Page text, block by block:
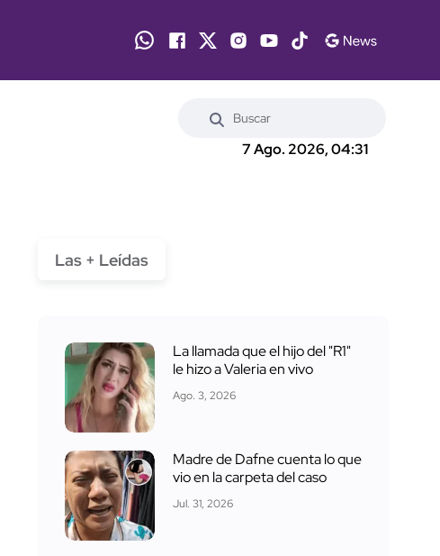
7 Ago. 2026, 04:31
Las + Leídas
La llamada que el hijo del "R1"
le hizo a Valeria en vivo
Ago. 3, 2026
Madre de Dafne cuenta lo que
vio en la carpeta del caso
Jul. 31, 2026